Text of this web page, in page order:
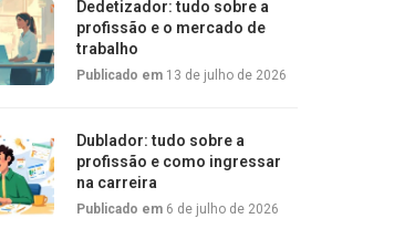
Dedetizador: tudo sobre a
profissão e o mercado de
trabalho
Publicado em 13 de julho de 2026
Dublador: tudo sobre a
profissão e como ingressar
na carreira
Publicado em 6 de julho de 2026